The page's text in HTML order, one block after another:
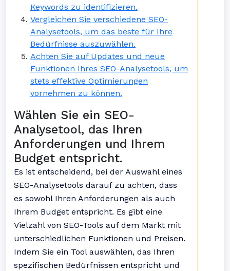
Keywords zu identifizieren.
Vergleichen Sie verschiedene SEO-
Analysetools, um das beste für Ihre
Bedürfnisse auszuwählen.
Achten Sie auf Updates und neue
Funktionen Ihres SEO-Analysetools, um
stets effektive Optimierungen
vornehmen zu können.
Wählen Sie ein SEO-
Analysetool, das Ihren
Anforderungen und Ihrem
Budget entspricht.
Es ist entscheidend, bei der Auswahl eines
SEO-Analysetools darauf zu achten, dass
es sowohl Ihren Anforderungen als auch
Ihrem Budget entspricht. Es gibt eine
Vielzahl von SEO-Tools auf dem Markt mit
unterschiedlichen Funktionen und Preisen.
Indem Sie ein Tool auswählen, das Ihren
spezifischen Bedürfnissen entspricht und